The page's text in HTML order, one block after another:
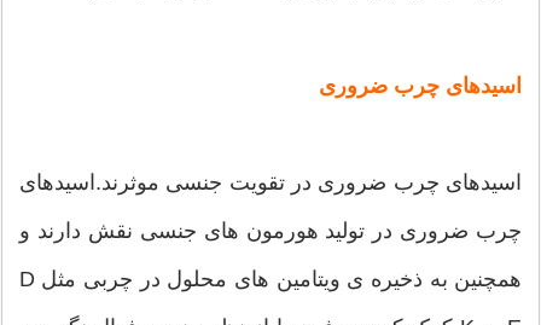
اسیدهای چرب ضروری
اسیدهای چرب ضروری در تقویت جنسی موثرند.اسیدهای
چرب ضروری در تولید هورمون های جنسی نقش دارند و
همچنین به ذخیره ی ویتامین های محلول در چربی مثل D